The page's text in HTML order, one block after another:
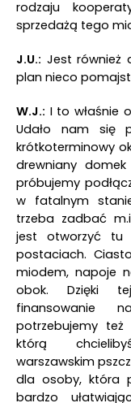
rodzaju
sprzedażą tego
J.U.: Jest również
plan nieco
W.J.: I to właśnie
Udało nam się
krótkoterminowy
drewniany
próbujemy
w fatalnym
trzeba zadbać
jest otworzyć tu
postaciach.
miodem, napoje
obok. Dzięki
finansowanie
potrzebujemy też
którą
warszawskim
dla osoby, która
bardzo